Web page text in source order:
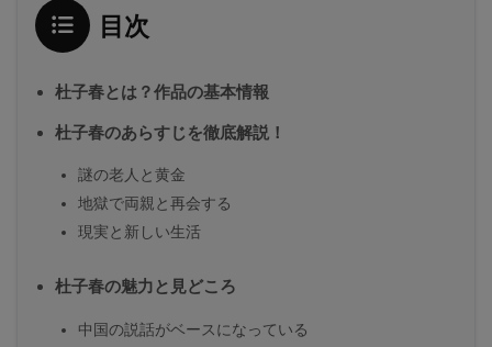
目次
杜子春とは？作品の基本情報
杜子春のあらすじを徹底解説！
謎の老人と黄金
地獄で両親と再会する
現実と新しい生活
杜子春の魅力と見どころ
中国の説話がベースになっている